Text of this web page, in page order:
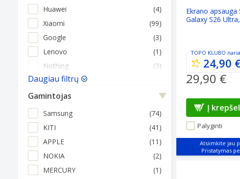
Huawei
(4)
Xiaomi
(99)
Google
(3)
Lenovo
(1)
Nothing
(3)
Daugiau filtrų
Gamintojas
Samsung
(74)
KITI
(41)
APPLE
(11)
NOKIA
(2)
MERCURY
(1)
Ekrano apsauga
Galaxy S26
TOPO KLUBO
24,90
29,90 €
Palyginti
Į
Atsiimkite jau